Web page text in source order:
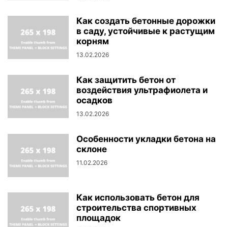
Как создать бетонные дорожки
в саду, устойчивые к растущим
корням
13.02.2026
Как защитить бетон от
воздействия ультрафиолета и
осадков
13.02.2026
Особенности укладки бетона на
склоне
11.02.2026
Как использовать бетон для
строительства спортивных
площадок